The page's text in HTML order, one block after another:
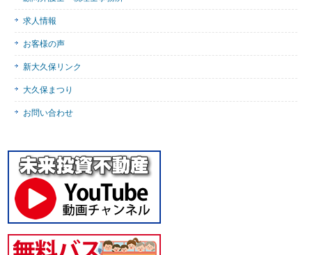
求人情報
お客様の声
新大久保リンク
大久保まつり
お問い合わせ